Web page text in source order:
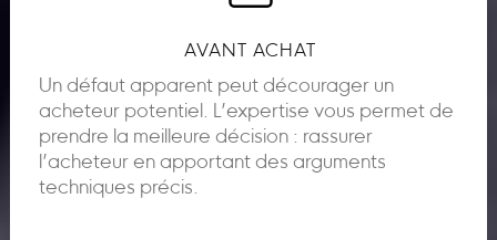
AVANT ACHAT
Un défaut apparent peut décourager un
acheteur potentiel. L’expertise vous permet de
prendre la meilleure décision : rassurer
l’acheteur en apportant des arguments
techniques précis.